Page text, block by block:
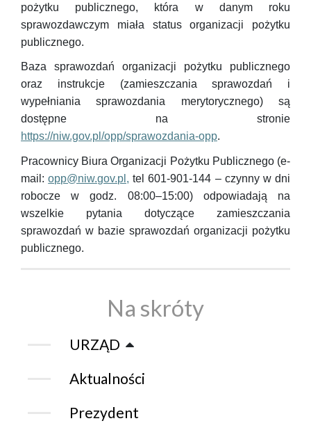
pożytku publicznego, która w danym roku
sprawozdawczym miała status organizacji pożytku
publicznego.
Baza sprawozdań organizacji pożytku publicznego
oraz instrukcje (zamieszczania sprawozdań i
wypełniania sprawozdania merytorycznego) są
dostępne na stronie
https://niw.gov.pl/opp/sprawozdania-opp.
Pracownicy Biura Organizacji Pożytku Publicznego (e-
mail:opp@niw.gov.pl, tel 601-901-144 – czynny w dni
robocze w godz. 08:00–15:00) odpowiadają na
wszelkie pytania dotyczące zamieszczania
sprawozdań w bazie sprawozdań organizacji pożytku
publicznego.
Na skróty
URZĄD
Aktualności
Prezydent